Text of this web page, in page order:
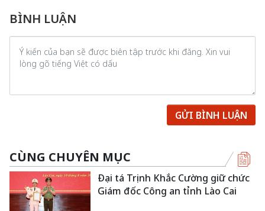
BÌNH LUẬN
GỬI BÌNH LUẬN
CÙNG CHUYÊN MỤC
Đại tá Trịnh Khắc Cường giữ chức
Giám đốc Công an tỉnh Lào Cai